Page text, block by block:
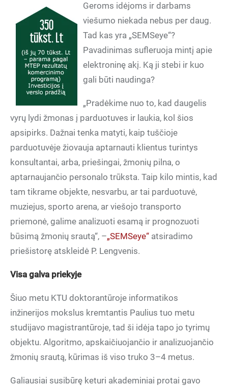
Geroms idėjoms ir darbams
viešumo niekada nebus per daug.
Tad kas yra „SEMSeye“?
Pavadinimas sufleruoja mintį apie
elektroninę akį. Ką ji stebi ir kuo
gali būti naudinga?
„Pradėkime nuo to, kad daugelis
vyrų lydi žmonas į parduotuves ir laukia, kol šios
apsipirks. Dažnai tenka matyti, kaip tuščioje
parduotuvėje žiovauja aptarnauti klientus turintys
konsultantai, arba, priešingai, žmonių pilna, o
aptarnaujančio personalo trūksta. Taip kilo mintis, kad
tam tikrame objekte, nesvarbu, ar tai parduotuvė,
muziejus, sporto arena, ar viešojo transporto
priemonė, galime analizuoti esamą ir prognozuoti
būsimą žmonių srautą“, –„SEMSeye“ atsiradimo
priešistorę atskleidė P. Lengvenis.
Visa galva priekyje
Šiuo metu KTU doktorantūroje informatikos
inžinerijos mokslus kremtantis Paulius tuo metu
studijavo magistrantūroje, tad ši idėja tapo jo tyrimų
objektu. Algoritmo, apskaičiuojančio ir analizuojančio
žmonių srautą, kūrimas iš viso truko 3–4 metus.
Galiausiai susibūrę keturi akademiniai protai gavo